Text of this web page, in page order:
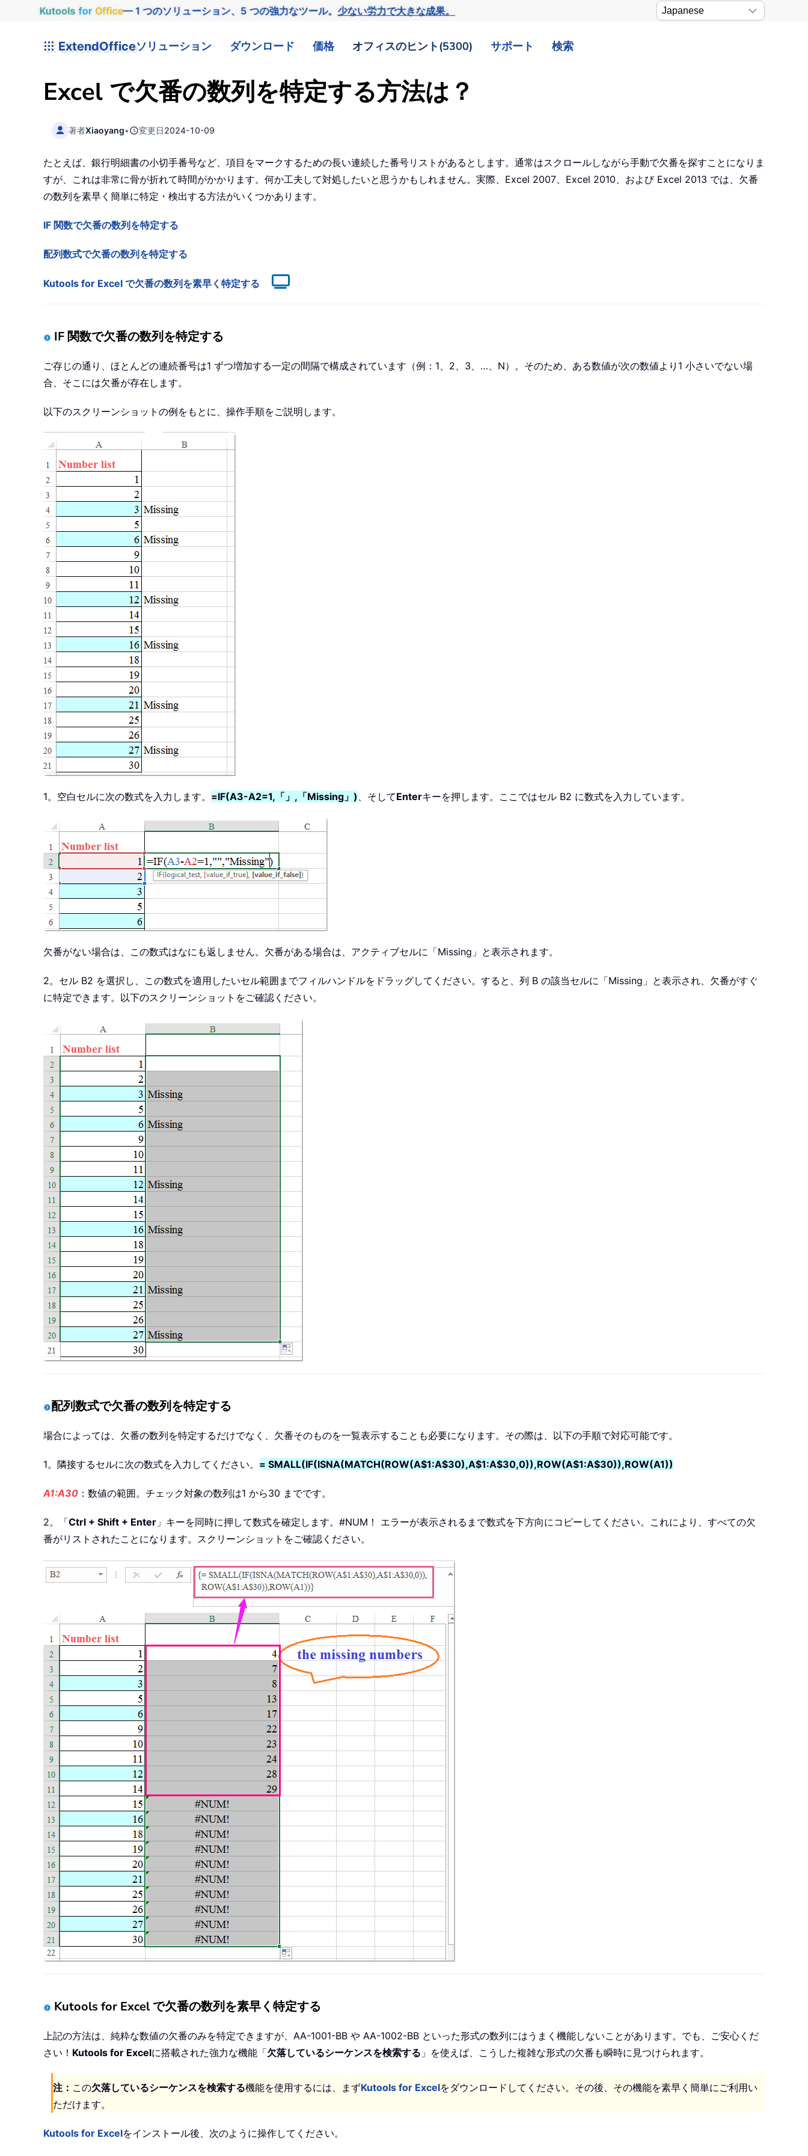
Kutools for Office— 1 つのソリューション、5 つの強力なツール。少ない労力で大きな成果。
ExtendOfficeソリューション ダウンロード 価格 オフィスのヒント(5300) サポート 検索
Excel で欠番の数列を特定する方法は？
著者Xiaoyang• 変更日2024-10-09
たとえば、銀行明細書の小切手番号など、項目をマークするための長い連続した番号リストがあるとします。通常はスクロールしながら手動で欠番を探すことになりま
すが、これは非常に骨が折れて時間がかかります。何か工夫して対処したいと思うかもしれません。実際、Excel 2007、Excel 2010、および Excel 2013 では、欠番
の数列を素早く簡単に特定・検出する方法がいくつかあります。
IF 関数で欠番の数列を特定する
配列数式で欠番の数列を特定する
Kutools for Excel で欠番の数列を素早く特定する
IF 関数で欠番の数列を特定する
ご存じの通り、ほとんどの連続番号は1 ずつ増加する一定の間隔で構成されています（例：1、2、3、…、N）。そのため、ある数値が次の数値より1 小さいでない場
合、そこには欠番が存在します。
以下のスクリーンショットの例をもとに、操作手順をご説明します。
1。空白セルに次の数式を入力します。 =IF(A3-A2=1,「」,「Missing」) 、そしてEnterキーを押します。ここではセル B2 に数式を入力しています。
欠番がない場合は、この数式はなにも返しません。欠番がある場合は、アクティブセルに「Missing」と表示されます。
2。セル B2 を選択し、この数式を適用したいセル範囲までフィルハンドルをドラッグしてください。すると、列 B の該当セルに「Missing」と表示され、欠番がすぐ
に特定できます。以下のスクリーンショットをご確認ください。
配列数式で欠番の数列を特定する
場合によっては、欠番の数列を特定するだけでなく、欠番そのものを一覧表示することも必要になります。その際は、以下の手順で対応可能です。
1。隣接するセルに次の数式を入力してください。 = SMALL(IF(ISNA(MATCH(ROW(A$1:A$30),A$1:A$30,0)),ROW(A$1:A$30)),ROW(A1))
A1:A30 ：数値の範囲。チェック対象の数列は1 から30 までです。
2。「Ctrl + Shift + Enter 」キーを同時に押して数式を確定します。#NUM！ エラーが表示されるまで数式を下方向にコピーしてください。これにより、すべての欠
番がリストされたことになります。スクリーンショットをご確認ください。
Kutools for Excel で欠番の数列を素早く特定する
上記の方法は、純粋な数値の欠番のみを特定できますが、AA-1001-BB や AA-1002-BB といった形式の数列にはうまく機能しないことがあります。でも、ご安心くだ
さい！ Kutools for Excelに搭載された強力な機能「欠落しているシーケンスを検索する 」を使えば、こうした複雑な形式の欠番も瞬時に見つけられます。
注： この欠落しているシーケンスを検索する機能を使用するには、まずKutools for Excelをダウンロードしてください。その後、その機能を素早く簡単にご利用い
ただけます。
Kutools for Excelをインストール後、次のように操作してください。